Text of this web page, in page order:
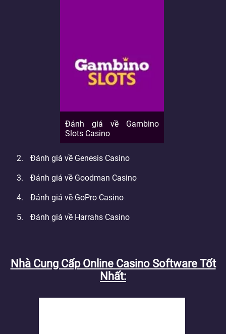
Đánh giá về Gambino
Slots Casino
Đánh giá về Genesis Casino
Đánh giá về Goodman Casino
Đánh giá về GoPro Casino
Đánh giá về Harrahs Casino
Nhà Cung Cấp Online Casino Software Tốt
Nhất